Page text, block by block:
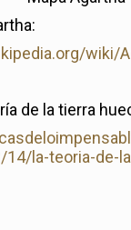
wiki/
de la tierra
la-teoria-de-